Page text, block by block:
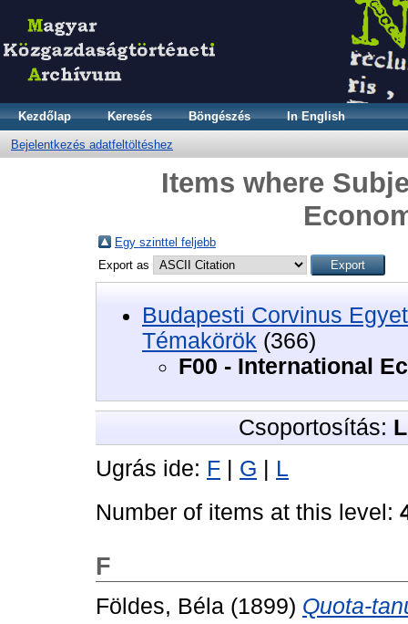
Kezdőlap Keresés Böngészés In English
Bejelentkezés adatfeltöltéshez
Items where
Egy szinttel feljebb
Export as
Budapesti Corvinus
Témakörök (366)
F00 - International
Csoportosítás:
Ugrás ide: F G
L
Number of items at this level:
F
Földes, Béla (1899) Quota-